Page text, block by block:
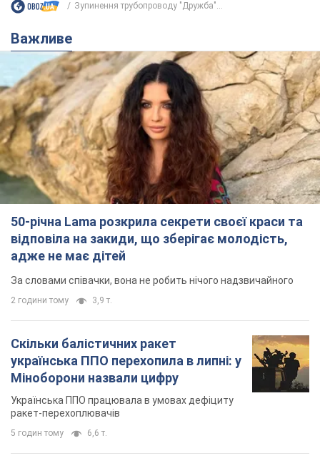
Зупинення трубопроводу "Дружба"...
Важливе
50-річна Lama розкрила секрети своєї краси та
відповіла на закиди, що зберігає молодість,
адже не має дітей
За словами співачки, вона не робить нічого надзвичайного
2 години тому 3,9 т.
Скільки балістичних ракет
українська ППО перехопила в липні: у
Міноборони назвали цифру
Українська ППО працювала в умовах дефіциту
ракет-перехоплювачів
5 годин тому 6,6 т.